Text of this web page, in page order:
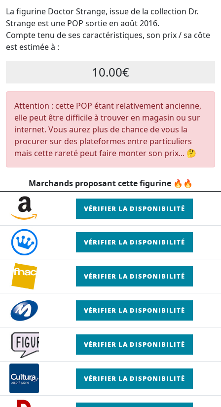
La figurine Doctor Strange, issue de la collection Dr.
Strange est une POP sortie en août 2016.
Compte tenu de ses caractéristiques, son prix / sa côte
est estimée à :
10.00€
Attention : cette POP étant relativement ancienne,
elle peut être difficile à trouver en magasin ou sur
internet. Vous aurez plus de chance de vous la
procurer sur des plateformes entre particuliers
mais cette rareté peut faire monter son prix... 🤔
Marchands proposant cette figurine 🔥🔥
VÉRIFIER LA DISPONIBILITÉ
VÉRIFIER LA DISPONIBILITÉ
VÉRIFIER LA DISPONIBILITÉ
VÉRIFIER LA DISPONIBILITÉ
VÉRIFIER LA DISPONIBILITÉ
VÉRIFIER LA DISPONIBILITÉ